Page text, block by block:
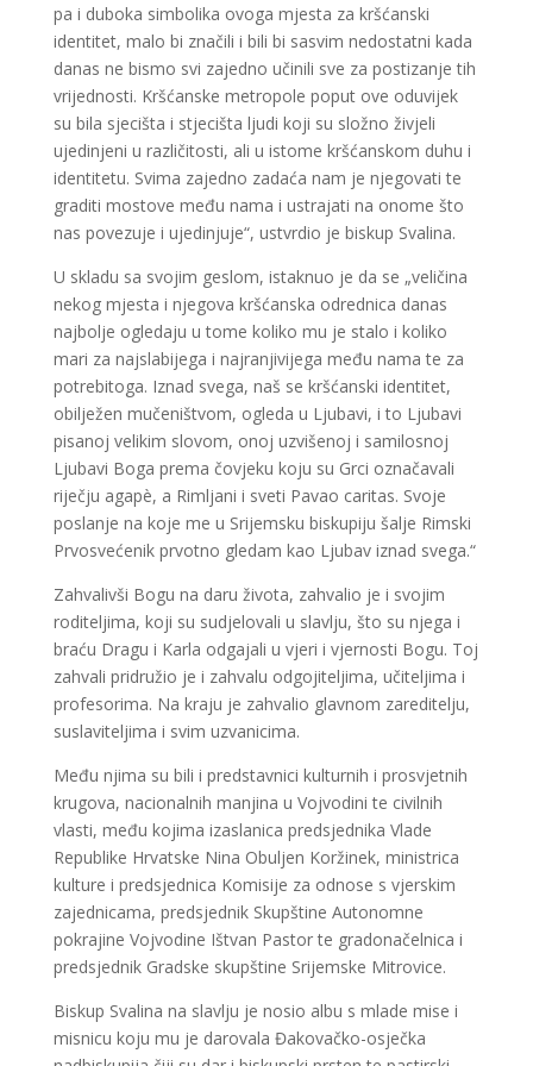
pa i duboka simbolika ovoga mjesta za kršćanski
identitet, malo bi značili i bili bi sasvim nedostatni kada
danas ne bismo svi zajedno učinili sve za postizanje tih
vrijednosti. Kršćanske metropole poput ove oduvijek
su bila sjecišta i stjecišta ljudi koji su složno živjeli
ujedinjeni u različitosti, ali u istome kršćanskom duhu i
identitetu. Svima zajedno zadaća nam je njegovati te
graditi mostove među nama i ustrajati na onome što
nas povezuje i ujedinjuje“, ustvrdio je biskup Svalina.
U skladu sa svojim geslom, istaknuo je da se „veličina
nekog mjesta i njegova kršćanska odrednica danas
najbolje ogledaju u tome koliko mu je stalo i koliko
mari za najslabijega i najranjivijega među nama te za
potrebitoga. Iznad svega, naš se kršćanski identitet,
obilježen mučeništvom, ogleda u Ljubavi, i to Ljubavi
pisanoj velikim slovom, onoj uzvišenoj i samilosnoj
Ljubavi Boga prema čovjeku koju su Grci označavali
riječju agapè, a Rimljani i sveti Pavao caritas. Svoje
poslanje na koje me u Srijemsku biskupiju šalje Rimski
Prvosvećenik prvotno gledam kao Ljubav iznad svega.“
Zahvalivši Bogu na daru života, zahvalio je i svojim
roditeljima, koji su sudjelovali u slavlju, što su njega i
braću Dragu i Karla odgajali u vjeri i vjernosti Bogu. Toj
zahvali pridružio je i zahvalu odgojiteljima, učiteljima i
profesorima. Na kraju je zahvalio glavnom zareditelju,
suslaviteljima i svim uzvanicima.
Među njima su bili i predstavnici kulturnih i prosvjetnih
krugova, nacionalnih manjina u Vojvodini te civilnih
vlasti, među kojima izaslanica predsjednika Vlade
Republike Hrvatske Nina Obuljen Koržinek, ministrica
kulture i predsjednica Komisije za odnose s vjerskim
zajednicama, predsjednik Skupštine Autonomne
pokrajine Vojvodine Ištvan Pastor te gradonačelnica i
predsjednik Gradske skupštine Srijemske Mitrovice.
Biskup Svalina na slavlju je nosio albu s mlade mise i
misnicu koju mu je darovala Đakovačko-osječka